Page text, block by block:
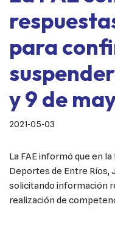
para
y 9 de
2021-05-03
La FAE informó que en
Deportes de Entre Ríos,
solicitando información
realización de